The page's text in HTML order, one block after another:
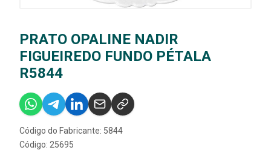
PRATO OPALINE NADIR
FIGUEIREDO FUNDO PÉTALA
R5844
Código do Fabricante: 5844
Código: 25695